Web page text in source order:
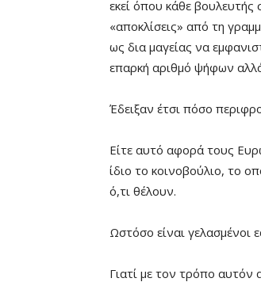
εκεί όπου κάθε
«αποκλίσεις» από τη
ως δια μαγείας να
επαρκή αριθμό ψήφων
Έδειξαν έτσι πόσο
Είτε αυτό αφορά τους
ίδιο το κοινοβούλιο, το
ό,τι θέλουν.
Ωστόσο είναι γελασμένοι
Γιατί με τον τρόπο αυτόν